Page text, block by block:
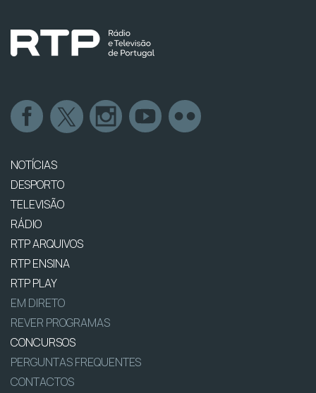
NOTÍCIAS
DESPORTO
TELEVISÃO
RÁDIO
RTP ARQUIVOS
RTP ENSINA
RTP PLAY
EM DIRETO
REVER PROGRAMAS
CONCURSOS
PERGUNTAS FREQUENTES
CONTACTOS